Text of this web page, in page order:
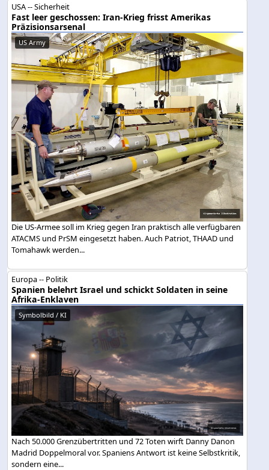
USA -- Sicherheit
Fast leer geschossen: Iran-Krieg frisst Amerikas
Präzisionsarsenal
US Army
Die US-Armee soll im Krieg gegen Iran praktisch alle verfügbaren
ATACMS und PrSM eingesetzt haben. Auch Patriot, THAAD und
Tomahawk werden...
Europa -- Politik
Spanien belehrt Israel und schickt Soldaten in seine
Afrika-Enklaven
Symbolbild / KI
Nach 50.000 Grenzübertritten und 72 Toten wirft Danny Danon
Madrid Doppelmoral vor. Spaniens Antwort ist keine Selbstkritik,
sondern eine...